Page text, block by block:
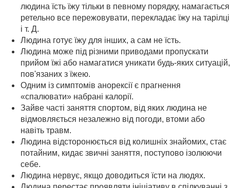
людина їсть їжу тільки в певному порядку, намагається
ретельно все пережовувати, перекладає їжу на тарілці
і т. Д.
Людина готує їжу для інших, а сам не їсть.
Людина може під різними приводами пропускати
прийом їжі або намагатися уникати будь-яких ситуацій,
пов'язаних з їжею.
Одним із симптомів анорексії є прагнення
«спалювати» набрані калорії.
Зайве часті заняття спортом, від яких людина не
відмовляється незалежно від погоди, втоми або
навіть травм.
Людина відсторонюється від колишніх знайомих, стає
потайним, кидає звичні заняття, поступово ізолюючи
себе.
Людина нервує, якщо доводиться їсти на людях.